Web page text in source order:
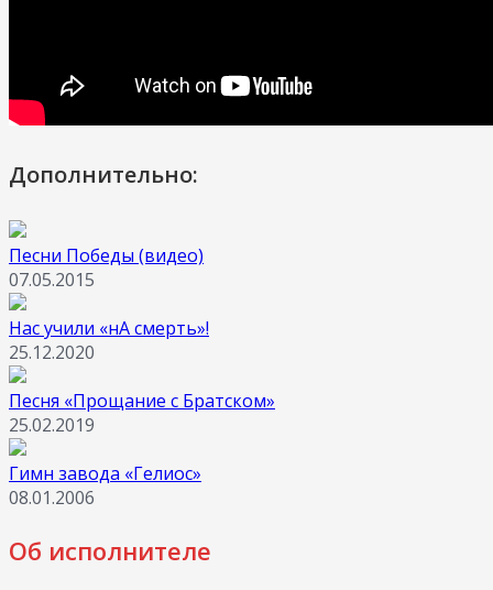
Дополнительно:
Песни Победы (видео)
07.05.2015
Нас учили «нА смерть»!
25.12.2020
Песня «Прощание с Братском»
25.02.2019
Гимн завода «Гелиос»
08.01.2006
Об исполнителе